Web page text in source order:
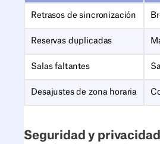
Retrasos de sincronización
Reservas duplicadas
Salas faltantes
Desajustes de zona horaria
Seguridad y privacidad